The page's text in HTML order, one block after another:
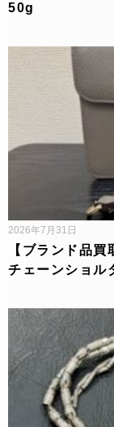
50g
【ブランド品
チェーンショル
2026年7月31日